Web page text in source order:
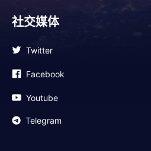
社交媒体
Twitter
Facebook
Youtube
Telegram